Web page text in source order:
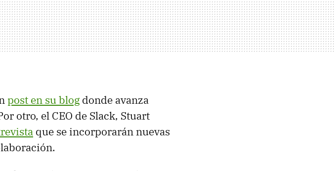
post en su blog donde avanza
otro, el CEO de Slack, Stuart
que se incorporarán nuevas